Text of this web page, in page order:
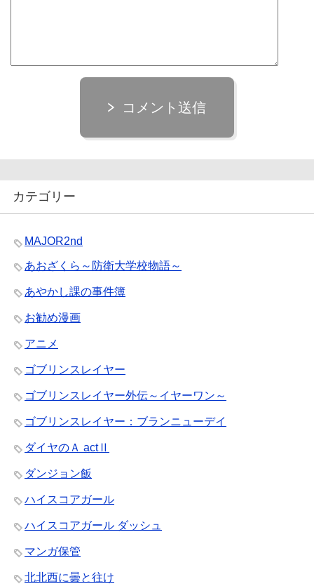
コメント送信
カテゴリー
MAJOR2nd
あおざくら～防衛大学校物語～
あやかし課の事件簿
お勧め漫画
アニメ
ゴブリンスレイヤー
ゴブリンスレイヤー外伝～イヤーワン～
ゴブリンスレイヤー：ブランニューデイ
ダイヤのＡ actⅡ
ダンジョン飯
ハイスコアガール
ハイスコアガール ダッシュ
マンガ保管
北北西に曇と往け